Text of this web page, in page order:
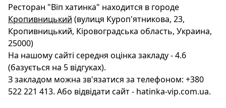
Ресторан "Віп хатинка" находится в городе
Кропивницький (вулиця Куроп'ятникова, 23,
Кропивницький, Кіровоградська область, Украина,
25000)
На нашому сайті середня оцінка закладу - 4.6
(базується на 5 відгуках).
З закладом можна зв'язатися за телефоном: +380
522 221 413. Або відвідати сайт - hatinka-vip.com.ua.